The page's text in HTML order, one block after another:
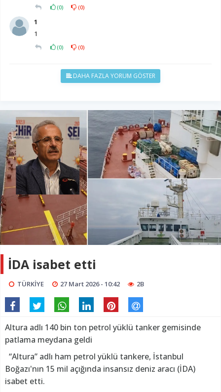
(0) (0)
1
1
(0) (0)
DAHA FAZLA YORUM GÖSTER
İDA isabet etti
TÜRKİYE 27 Mart 2026 - 10:42 2B
Altura adlı 140 bin ton petrol yüklü tanker gemisinde
patlama meydana geldi
“Altura” adlı ham petrol yüklü tankere, İstanbul
Boğazı'nın 15 mil açığında insansız deniz aracı (İDA)
isabet etti.